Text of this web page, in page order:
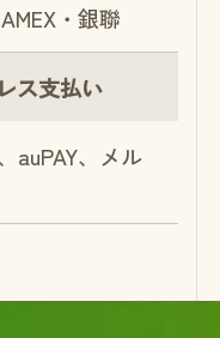
・銀聯
ス支払い
auPAY、メル